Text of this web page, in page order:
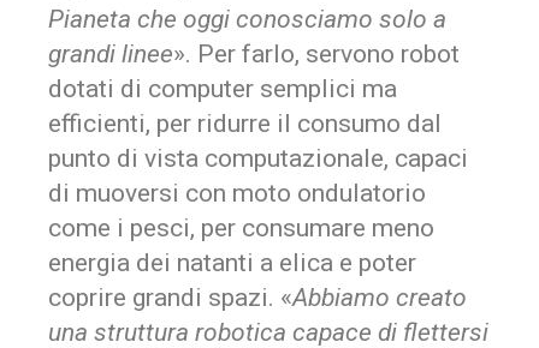
Pianeta che oggi conosciamo solo a
grandi linee». Per farlo, servono robot
dotati di computer semplici ma
efficienti, per ridurre il consumo dal
punto di vista computazionale, capaci
di muoversi con moto ondulatorio
come i pesci, per consumare meno
energia dei natanti a elica e poter
coprire grandi spazi. «Abbiamo creato
una struttura robotica capace di flettersi